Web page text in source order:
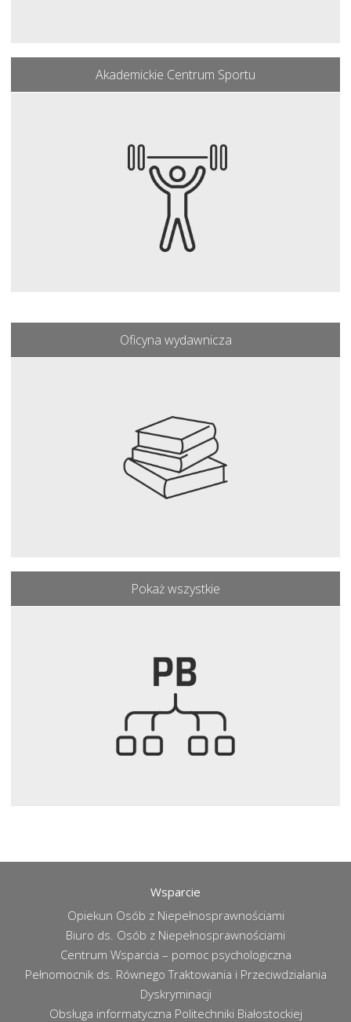
Akademickie Centrum Sportu
Oficyna wydawnicza
Pokaż wszystkie
Wsparcie
Opiekun Osób z Niepełnosprawnościami
Biuro ds. Osób z Niepełnosprawnościami
Centrum Wsparcia – pomoc psychologiczna
Pełnomocnik ds. Równego Traktowania i Przeciwdziałania
Dyskryminacji
Obsługa informatyczna Politechniki Białostockiej